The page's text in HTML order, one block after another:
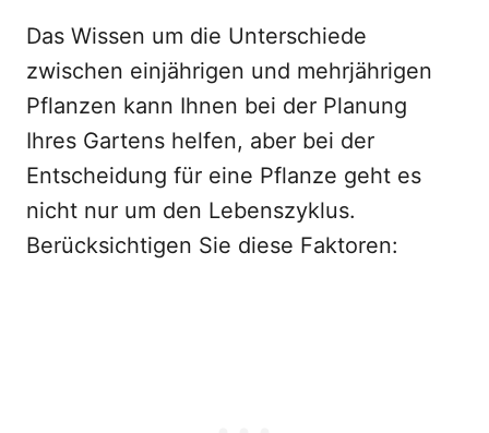
Das Wissen um die Unterschiede
zwischen einjährigen und mehrjährigen
Pflanzen kann Ihnen bei der Planung
Ihres Gartens helfen, aber bei der
Entscheidung für eine Pflanze geht es
nicht nur um den Lebenszyklus.
Berücksichtigen Sie diese Faktoren: